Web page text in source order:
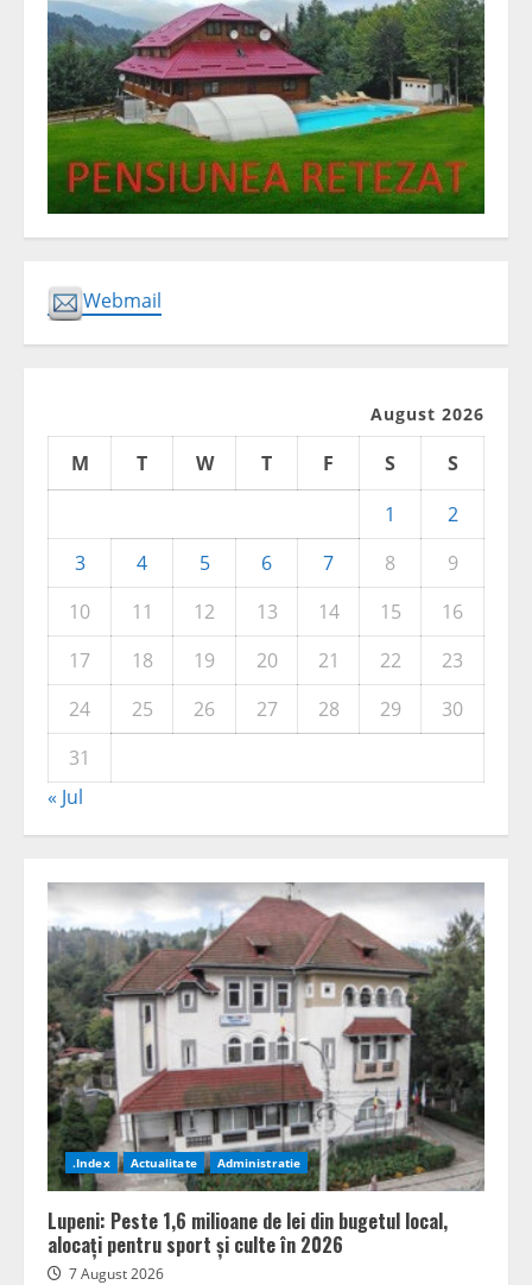
Webmail
August 2026
M T W T F S
S
1
2
3
4 5 6 7 8
9
10
11 12 13 14 15
16
17
18 19 20 21 22
23
24
25 26 27 28 29
30
31
« Jul
.Index Actualitate Administratie
Lupeni: Peste 1,6 milioane de lei din bugetul local,
alocați pentru sport și culte în 2026
7 August 2026